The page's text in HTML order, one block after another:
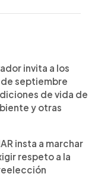
invita a los
de septiembre
de vida de
y otras
insta a marchar
respeto a la